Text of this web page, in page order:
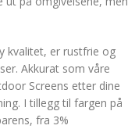
kvalitet, er rustfrie og
Akkurat som våre
Screens etter dine
I tillegg til fargen på
fra 3%